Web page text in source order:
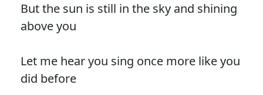
But the sun is still in the sky and shining
above you
Let me hear you sing once more like you
did before